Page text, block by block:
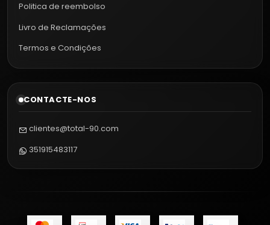
Politica de reembolso
Livro de Reclamações
Termos e Condições
CONTACTE-NOS
clientes@total-90.com
351915483117